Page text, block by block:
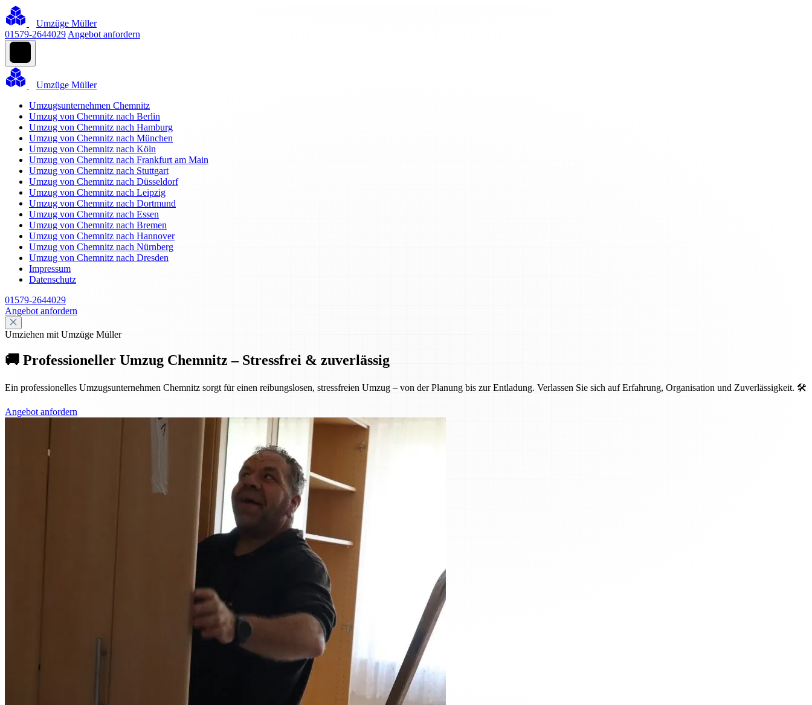
Umzüge Müller
01579-2644029 Angebot anfordern
Umzüge Müller
Umzugsunternehmen Chemnitz
Umzug von Chemnitz nach Berlin
Umzug von Chemnitz nach Hamburg
Umzug von Chemnitz nach München
Umzug von Chemnitz nach Köln
Umzug von Chemnitz nach Frankfurt am Main
Umzug von Chemnitz nach Stuttgart
Umzug von Chemnitz nach Düsseldorf
Umzug von Chemnitz nach Leipzig
Umzug von Chemnitz nach Dortmund
Umzug von Chemnitz nach Essen
Umzug von Chemnitz nach Bremen
Umzug von Chemnitz nach Hannover
Umzug von Chemnitz nach Nürnberg
Umzug von Chemnitz nach Dresden
Impressum
Datenschutz
01579-2644029
Angebot anfordern
Umziehen mit Umzüge Müller
🚚 Professioneller Umzug Chemnitz – Stressfrei & zuverlässig
Ein professionelles Umzugsunternehmen Chemnitz sorgt für einen reibungslosen, stressfreien Umzug – von der Planung bis zur Entladung. Verlassen Sie sich auf Erfahrung, Organisation und Zuverlässigkeit. 🛠️
Angebot anfordern